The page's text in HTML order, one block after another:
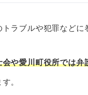
弁護士に無料法律相談
ラスの無料法律相談
町役所の無料相談窓口
ラブルや犯罪などに
会や愛川町役所では
。